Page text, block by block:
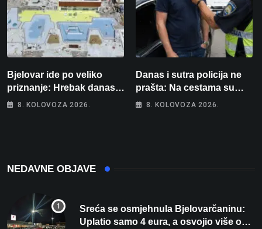
Bjelovar ide po veliko
priznanje: Hrebak danas u
Parizu predstavlja
8. KOLOVOZA 2026.
Danas i sutra policija ne
prašta: Na cestama su
posebno na meti ovi
8. KOLOVOZA 2026.
NEDAVNE OBJAVE
Sreća se osmjehnula Bjelovarčaninu:
Uplatio samo 4 eura, a osvojio više od